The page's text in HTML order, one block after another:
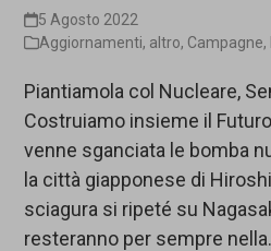
5 Agosto 2022
Aggiornamenti, altro, Campagne,
Piantiamola col Nucleare,
Costruiamo insieme il
venne sganciata le bomba
la città giapponese di
sciagura si ripeté su
resteranno per sempre